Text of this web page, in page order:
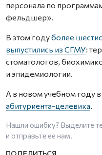
персонала по
фельдшер».
В этом годуболее
выпустились из СГМУ:
стоматологов,
и эпидемиологии.
А в новом учебном году
абитуриента-целевика.
Нашли ошибку? Выделите
и отправьте ее нам.